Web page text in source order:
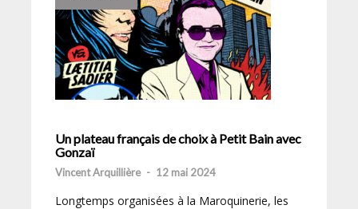
Un plateau français de choix à Petit Bain avec
Gonzaï
Vincent Arquillière - 12 mai 2024
Longtemps organisées à la Maroquinerie, les